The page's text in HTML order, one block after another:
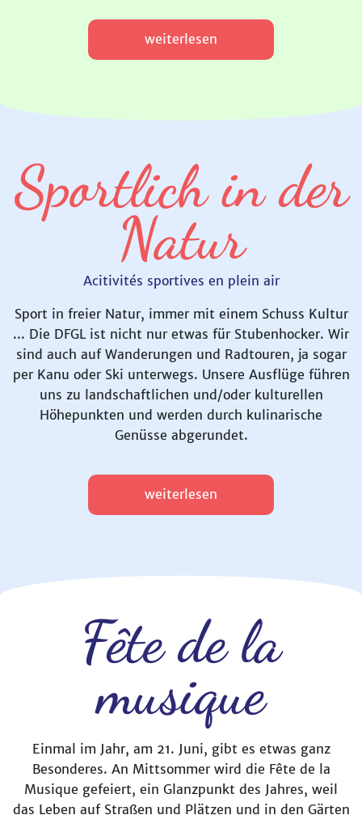
weiterlesen
Sportlich in der
Natur
Acitivités sportives en plein air
Sport in freier Natur, immer mit einem Schuss Kultur
... Die DFGL ist nicht nur etwas für Stubenhocker. Wir
sind auch auf Wanderungen und Radtouren, ja sogar
per Kanu oder Ski unterwegs. Unsere Ausflüge führen
uns zu landschaftlichen und/oder kulturellen
Höhepunkten und werden durch kulinarische
Genüsse abgerundet.
weiterlesen
Fête de la
musique
Einmal im Jahr, am 21. Juni, gibt es etwas ganz
Besonderes. An Mittsommer wird die Fête de la
Musique gefeiert, ein Glanzpunkt des Jahres, weil
das Leben auf Straßen und Plätzen und in den Gärten